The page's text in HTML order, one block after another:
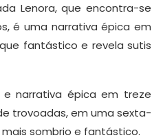
Lenora, que encontra-se
é uma narrativa épica em
fantástico e revela sutis
narrativa épica em treze
trovoadas, em uma sexta-
mais sombrio e fantástico.